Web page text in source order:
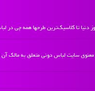
تا کلاسیک‌ترین طرحها همه چی در